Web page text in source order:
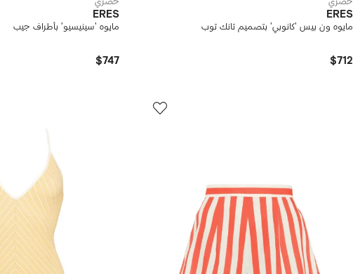
ERES
مايوه ون بيس 'كانوبي' بتصميم تانك توب
$712
ERES
مايوه 'سينيسيو' بأطراف جيب
$747